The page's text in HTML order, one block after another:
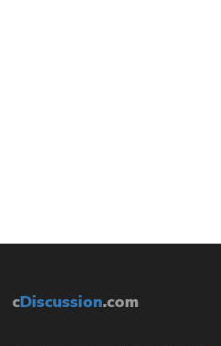
cDiscussion.com